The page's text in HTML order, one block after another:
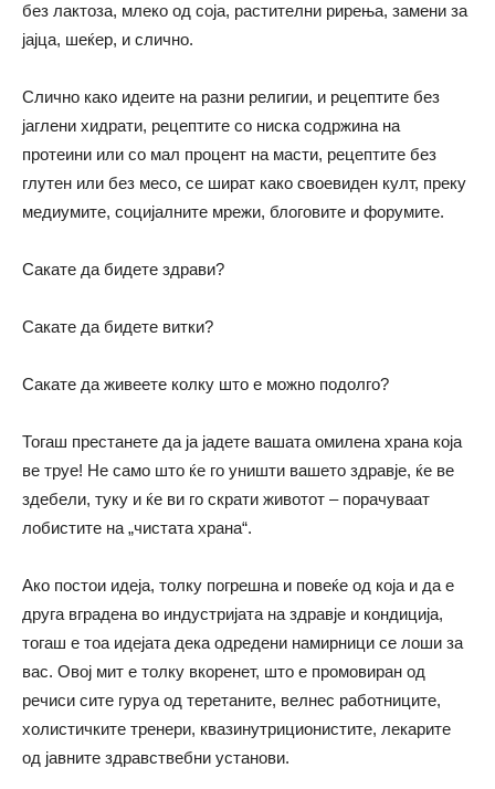
без лактоза, млеко од соја, растителни рирења, замени за
јајца, шеќер, и слично.
Слично како идеите на разни религии, и рецептите без
јаглени хидрати, рецептите со ниска содржина на
протеини или со мал процент на масти, рецептите без
глутен или без месо, се шират како своевиден култ, преку
медиумите, социјалните мрежи, блоговите и форумите.
Сакате да бидете здрави?
Сакате да бидете витки?
Сакате да живеете колку што е можно подолго?
Тогаш престанете да ја јадете вашата омилена храна која
ве труе! Не само што ќе го уништи вашето здравје, ќе ве
здебели, туку и ќе ви го скрати животот – порачуваат
лобистите на „чистата храна“.
Ако постои идеја, толку погрешна и повеќе од која и да е
друга вградена во индустријата на здравје и кондиција,
тогаш е тоа идејата дека одредени намирници се лоши за
вас. Овој мит е толку вкоренет, што е промовиран од
речиси сите гуруа од теретаните, велнес работниците,
холистичките тренери, квазинутриционистите, лекарите
од јавните здравствебни установи.